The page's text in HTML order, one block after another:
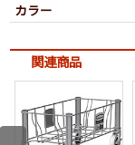
カラー
関連商品